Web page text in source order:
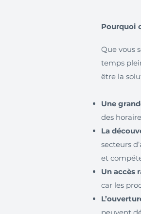
Pourquoi
Que vous
temps
être la
Une
des
La
secteurs
et
Un accès
car les